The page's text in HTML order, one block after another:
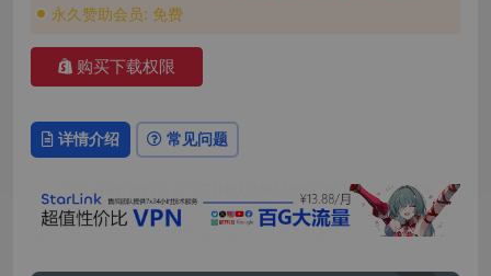
永久赞助会员: 免费
购买下载权限
详情介绍 常见问题